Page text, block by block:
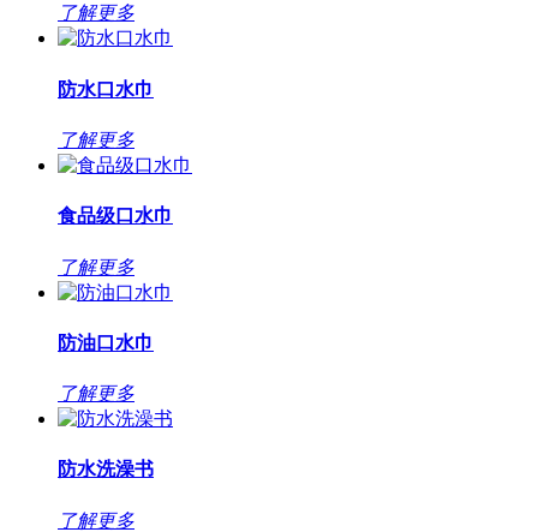
了解更多
防水口水巾
了解更多
食品级口水巾
了解更多
防油口水巾
了解更多
防水洗澡书
了解更多